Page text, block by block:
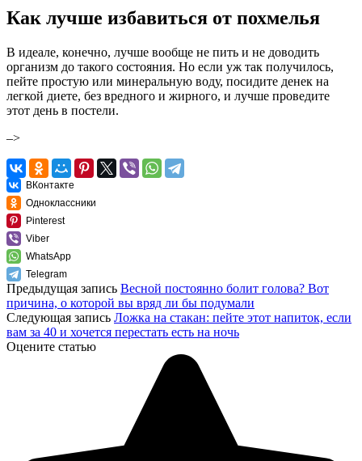
Как лучше избавиться от похмелья
В идеале, конечно, лучше вообще не пить и не доводить
организм до такого состояния. Но если уж так получилось,
пейте простую или минеральную воду, посидите денек на
легкой диете, без вредного и жирного, и лучше проведите
этот день в постели.
–>
ВКонтакте
Одноклассники
Pinterest
Viber
WhatsApp
Telegram
Предыдущая запись Весной постоянно болит голова? Вот
причина, о которой вы вряд ли бы подумали
Следующая запись Ложка на стакан: пейте этот напиток, если
вам за 40 и хочется перестать есть на ночь
Оцените статью